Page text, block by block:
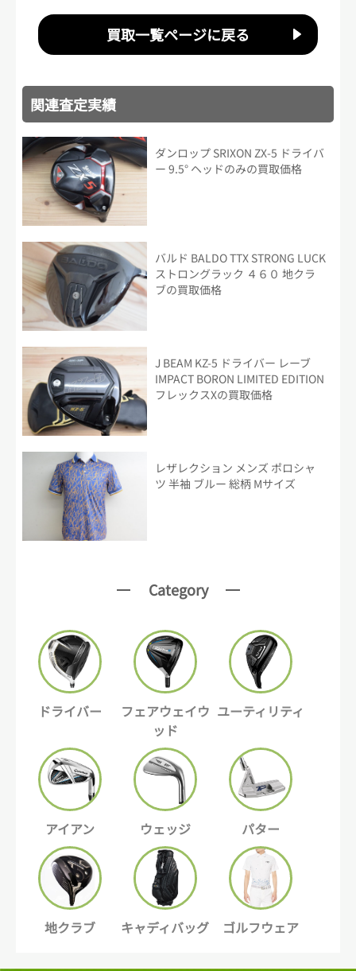
買取一覧ページに戻る
関連査定実績
ダンロップ SRIXON ZX-5 ドライバ
ー 9.5° ヘッドのみの買取価格
バルド BALDO TTX STRONG LUCK
ストロングラック ４６０ 地クラ
ブの買取価格
J BEAM KZ-5 ドライバー レーブ
IMPACT BORON LIMITED EDITION
フレックスXの買取価格
レザレクション メンズ ポロシャ
ツ 半袖 ブルー 総柄 Mサイズ
Category
ドライバー
フェアウェイウ
ッド
ユーティリティ
アイアン ウェッジ パター
地クラブ キャディバッグ ゴルフウェア